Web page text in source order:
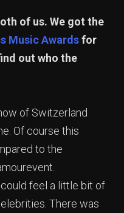
of us. We got the
Music Awardsfor
out who the
of Switzerland
Of course this
to the
feel a little bit of
There was